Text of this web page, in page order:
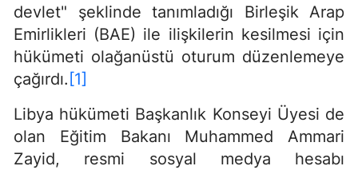
devlet" şeklinde tanımladığı Birleşik Arap
Emirlikleri (BAE) ile ilişkilerin kesilmesi için
hükümeti olağanüstü oturum düzenlemeye
çağırdı. [1]
Libya hükümeti Başkanlık Konseyi Üyesi de
olan Eğitim Bakanı Muhammed Ammari
Zayid, resmi sosyal medya hesabı